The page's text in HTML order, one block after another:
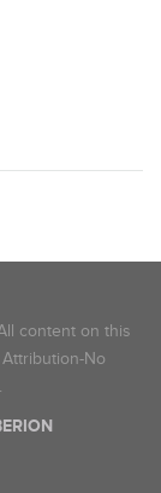
content on this
No